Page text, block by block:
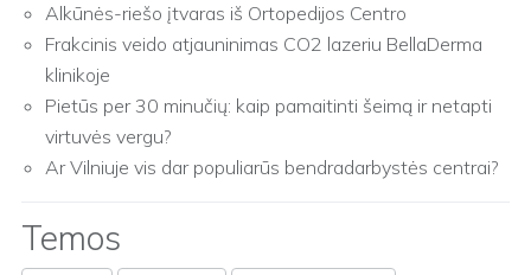
Alkūnės-riešo įtvaras iš Ortopedijos Centro
Frakcinis veido atjauninimas CO2 lazeriu BellaDerma
klinikoje
Pietūs per 30 minučių: kaip pamaitinti šeimą ir netapti
virtuvės vergu?
Ar Vilniuje vis dar populiarūs bendradarbystės centrai?
Temos